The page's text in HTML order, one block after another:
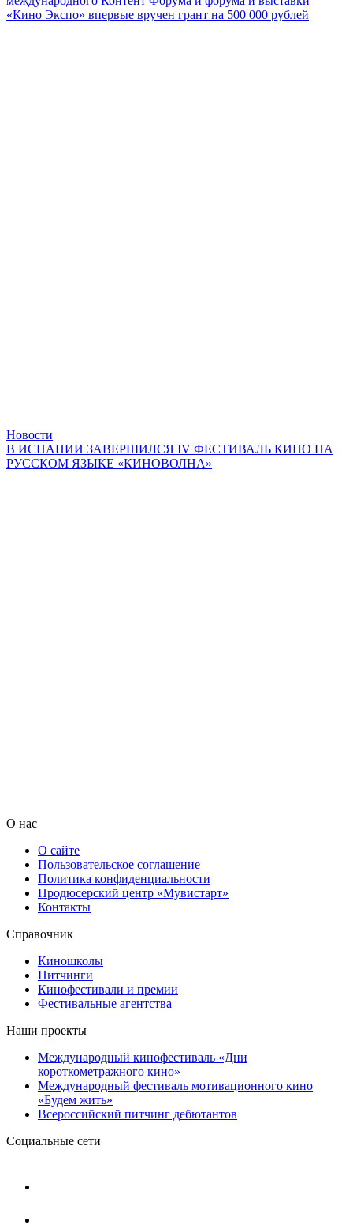
«Кино Экспо» впервые вручен грант на 500 000 рублей
Новости
В ИСПАНИИ ЗАВЕРШИЛСЯ IV ФЕСТИВАЛЬ КИНО НА
РУССКОМ ЯЗЫКЕ «КИНОВОЛНА»
О нас
О сайте
Пользовательское соглашение
Политика конфиденциальности
Продюсерский центр «Мувистарт»
Контакты
Справочник
Киношколы
Питчинги
Кинофестивали и премии
Фестивальные агентства
Наши проекты
Международный кинофестиваль «Дни
короткометражного кино»
Международный фестиваль мотивационного кино
«Будем жить»
Всероссийский питчинг дебютантов
Социальные сети